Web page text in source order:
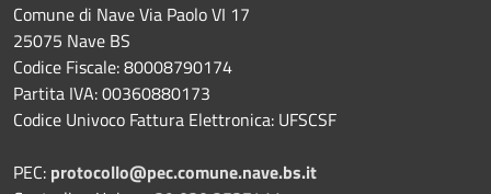
Comune di Nave Via Paolo VI 17
25075 Nave BS
Codice Fiscale: 80008790174
Partita IVA: 00360880173
Codice Univoco Fattura Elettronica: UFSCSF
PEC: protocollo@pec.comune.nave.bs.it